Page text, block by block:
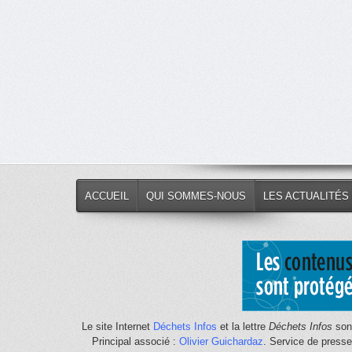
ACCUEIL QUI SOMMES-NOUS LES ACTUALITÉS
Le site Internet Déchets Infos et la lettre Déchets Infos
Principal associé : Olivier Guichardaz . Service de